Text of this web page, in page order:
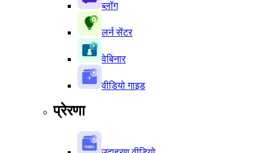
ब्लॉग
लर्न सेंटर
वेबिनार
वीडियो गाइड
प्रेरणा